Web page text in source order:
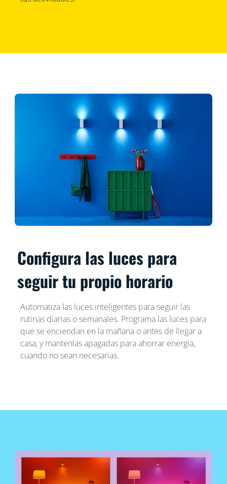
Configura las luces para
seguir tu propio horario
Automatiza las luces inteligentes para seguir las
rutinas diarias o semanales. Programa las luces para
que se enciendan en la mañana o antes de llegar a
casa, y mantenlas apagadas para ahorrar energía,
cuando no sean necesarias.